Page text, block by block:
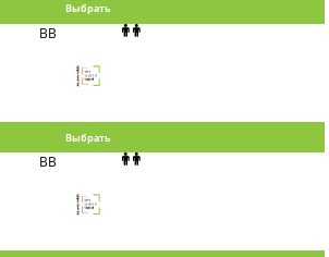
Выбрать
BB
Выбрать
BB